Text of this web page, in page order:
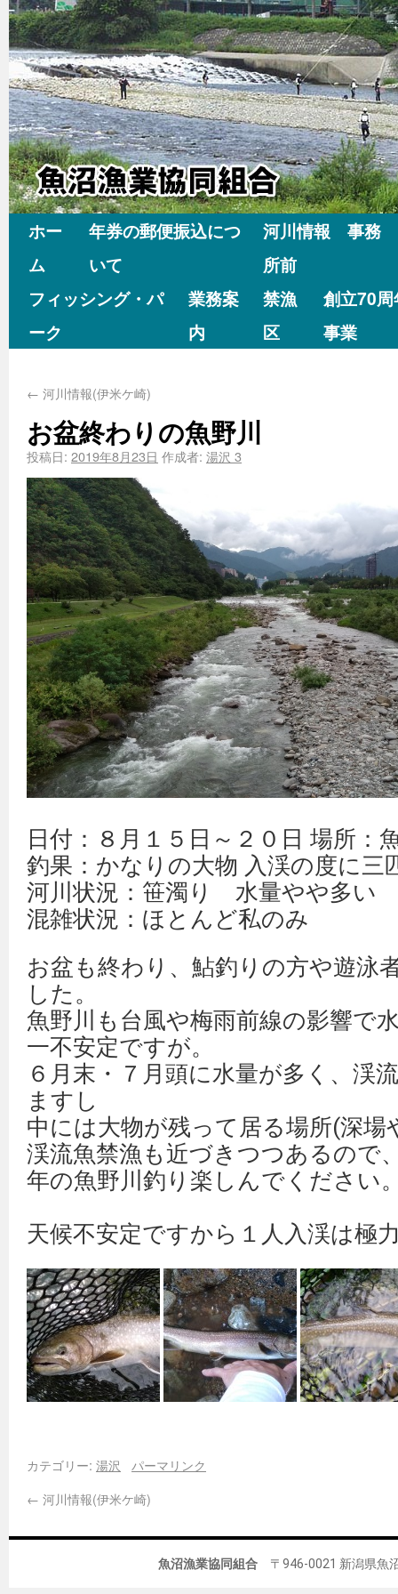
ホー
ム
年券の郵便振込につ
いて
河川情報 事務
所前
フィッシング・パ
ーク
業務案
内
禁漁
区
創立70
事業
← 河川情報(伊米ケ崎)
お盆終わりの魚野川
投稿日: 2019年8月23日 作成者: 湯沢 3
日付：８月１５日～２０日 場所：
釣果：かなりの大物 入渓の度に三
河川状況：笹濁り 水量やや多い
混雑状況：ほとんど私のみ
お盆も終わり、鮎釣りの方や遊泳
した。
魚野川も台風や梅雨前線の影響で
一不安定ですが。
６月末・７月頭に水量が多く、渓
ますし
中には大物が残って居る場所(深
渓流魚禁漁も近づきつつあるので
年の魚野川釣り楽しんでください
天候不安定ですから１人入渓は極
カテゴリー: 湯沢
パーマリンク
← 河川情報(伊米ケ崎)
魚沼漁業協同組合 〒946-0021 新潟県魚